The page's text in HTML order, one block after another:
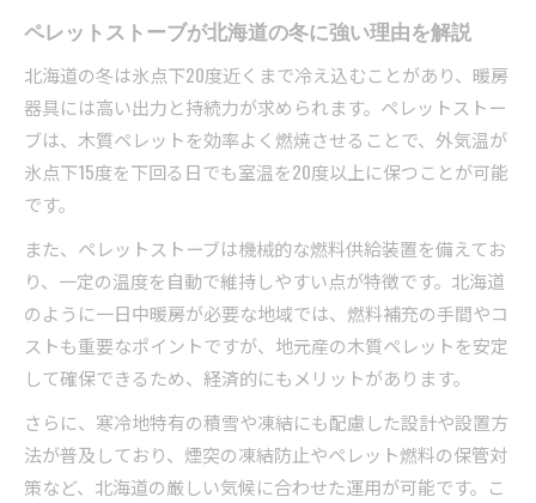
ペレットストーブで冬を乗り切る生活術
方
冬場の省エネを叶えるペレットストーブ活用法
暖房効率を高めるペレットストーブ運転の工夫
ペレットストーブが北海道の冬に強い理由を解説
北海道の冬は氷点下20度近くまで冷え込むことがあり、暖房
器具には高い出力と持続力が求められます。ペレットストー
ブは、木質ペレットを効率よく燃焼させることで、外気温が
氷点下15度を下回る日でも室温を20度以上に保つことが可能
です。
また、ペレットストーブは機械的な燃料供給装置を備えてお
り、一定の温度を自動で維持しやすい点が特徴です。北海道
のように一日中暖房が必要な地域では、燃料補充の手間やコ
ストも重要なポイントですが、地元産の木質ペレットを安定
して確保できるため、経済的にもメリットがあります。
さらに、寒冷地特有の積雪や凍結にも配慮した設計や設置方
法が普及しており、煙突の凍結防止やペレット燃料の保管対
策など、北海道の厳しい気候に合わせた運用が可能です。こ